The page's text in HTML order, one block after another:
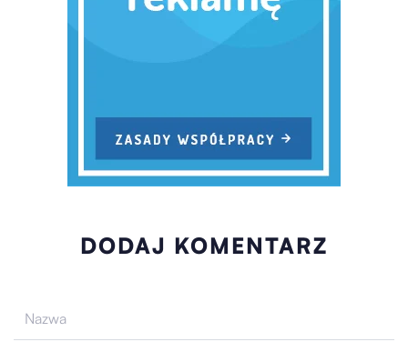
DODAJ KOMENTARZ